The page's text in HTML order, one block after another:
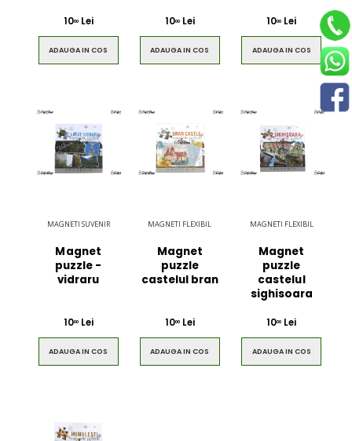
1000Lei
ADAUGA IN COS
1000Lei
ADAUGA IN COS
1000 Lei
ADAUGA IN COS
MAGNETI SUVENIR
Magnet
puzzle -
vidraru
1000Lei
ADAUGA IN COS
MAGNETI FLEXIBIL
Magnet
puzzle
castelul bran
1000Lei
ADAUGA IN COS
MAGNETI FLEXIBIL
Magnet
puzzle
castelul
sighisoara
1000 Lei
ADAUGA IN COS